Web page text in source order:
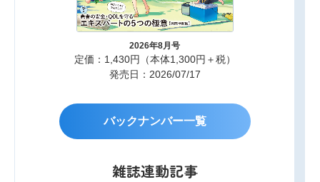
2026年8月号
定価：1,430円（本体1,300円＋税）
発売日：2026/07/17
バックナンバー一覧
雑誌連動記事